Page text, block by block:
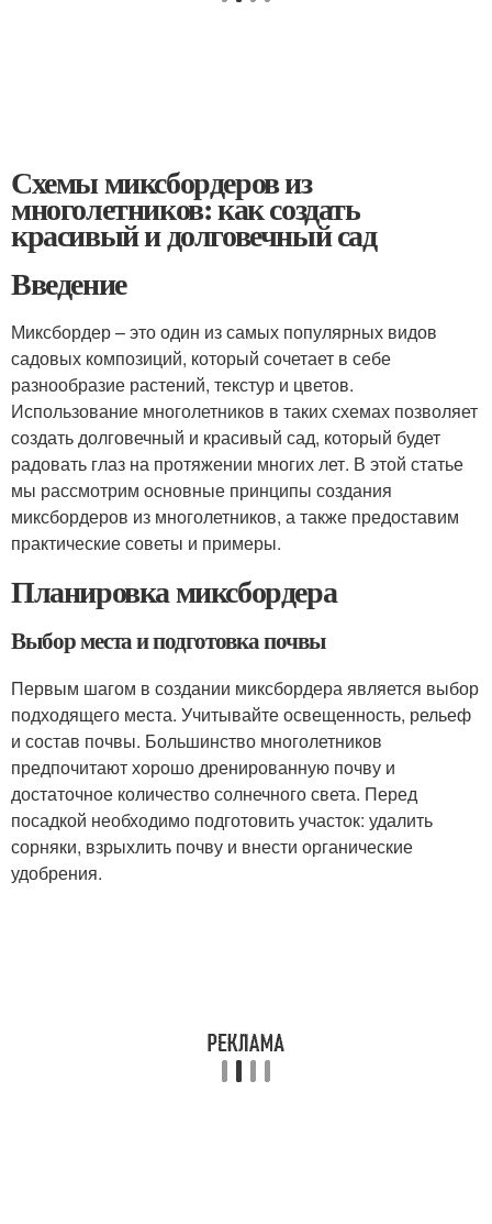
Схемы миксбордеров из
многолетников: как создать
красивый и долговечный сад
Введение
Миксбордер – это один из самых популярных видов
садовых композиций, который сочетает в себе
разнообразие растений, текстур и цветов.
Использование многолетников в таких схемах позволяет
создать долговечный и красивый сад, который будет
радовать глаз на протяжении многих лет. В этой статье
мы рассмотрим основные принципы создания
миксбордеров из многолетников, а также предоставим
практические советы и примеры.
Планировка миксбордера
Выбор места и подготовка почвы
Первым шагом в создании миксбордера является выбор
подходящего места. Учитывайте освещенность, рельеф
и состав почвы. Большинство многолетников
предпочитают хорошо дренированную почву и
достаточное количество солнечного света. Перед
посадкой необходимо подготовить участок: удалить
сорняки, взрыхлить почву и внести органические
удобрения.